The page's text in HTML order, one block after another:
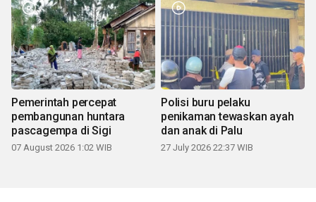
Pemerintah percepat
pembangunan huntara
pascagempa di Sigi
07 August 2026 1:02 WIB
Polisi buru pelaku
penikaman tewaskan ayah
dan anak di Palu
27 July 2026 22:37 WIB